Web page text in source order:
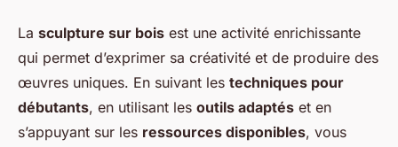
La sculpture sur bois est une activité enrichissante
qui permet d’exprimer sa créativité et de produire des
œuvres uniques. En suivant les techniques pour
débutants, en utilisant les outils adaptés et en
s’appuyant sur les ressources disponibles, vous